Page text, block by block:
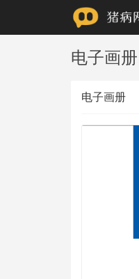
电子画册
电子画册